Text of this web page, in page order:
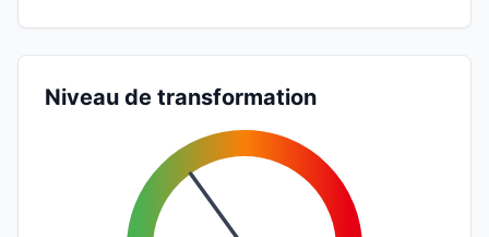
Niveau de transformation